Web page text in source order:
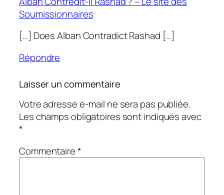
Soumissionnaires
[…] Does Alban Contradict Rashad […]
Répondre
Laisser un commentaire
Votre adresse e-mail ne sera pas publiée.
Les champs obligatoires sont indiqués avec
*
Commentaire*